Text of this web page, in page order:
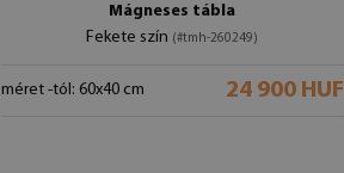
Mágneses tábla
Fekete szín (#tmh-260249)
méret -tól: 60x40 cm 24 900 HUF